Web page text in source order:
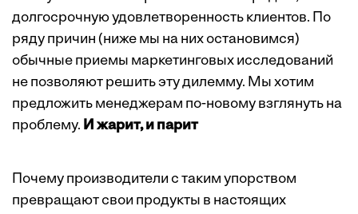
долгосрочную удовлетворенность клиентов. По
ряду причин (ниже мы на них остановимся)
обычные приемы маркетинговых исследований
не позволяют решить эту дилемму. Мы хотим
предложить менеджерам по-новому взглянуть на
проблему. И жарит, и парит
Почему производители с таким упорством
превращают свои продукты в настоящих